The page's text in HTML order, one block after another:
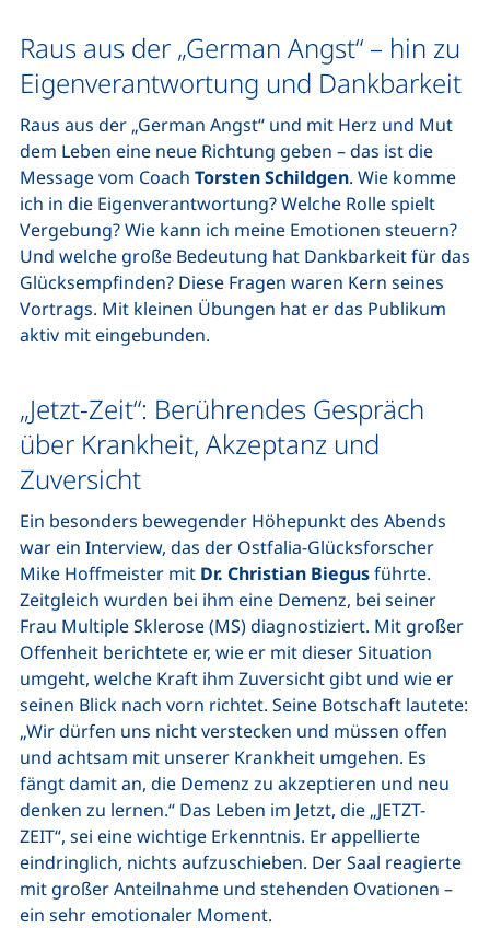
Raus aus der „German Angst“ – hin zu
Eigenverantwortung und Dankbarkeit
Raus aus der „German Angst“ und mit Herz und Mut
dem Leben eine neue Richtung geben – das ist die
Message vom Coach Torsten Schildgen. Wie komme
ich in die Eigenverantwortung? Welche Rolle spielt
Vergebung? Wie kann ich meine Emotionen steuern?
Und welche große Bedeutung hat Dankbarkeit für das
Glücksempfinden? Diese Fragen waren Kern seines
Vortrags. Mit kleinen Übungen hat er das Publikum
aktiv mit eingebunden.
„Jetzt-Zeit“: Berührendes Gespräch
über Krankheit, Akzeptanz und
Zuversicht
Ein besonders bewegender Höhepunkt des Abends
war ein Interview, das der Ostfalia-Glücksforscher
Mike Hoffmeister mit Dr. Christian Biegusführte.
Zeitgleich wurden bei ihm eine Demenz, bei seiner
Frau Multiple Sklerose (MS) diagnostiziert. Mit großer
Offenheit berichtete er, wie er mit dieser Situation
umgeht, welche Kraft ihm Zuversicht gibt und wie er
seinen Blick nach vorn richtet. Seine Botschaft lautete:
„Wir dürfen uns nicht verstecken und müssen offen
und achtsam mit unserer Krankheit umgehen. Es
fängt damit an, die Demenz zu akzeptieren und neu
denken zu lernen.“ Das Leben im Jetzt, die „JETZT-
ZEIT“, sei eine wichtige Erkenntnis. Er appellierte
eindringlich, nichts aufzuschieben. Der Saal reagierte
mit großer Anteilnahme und stehenden Ovationen –
ein sehr emotionaler Moment.